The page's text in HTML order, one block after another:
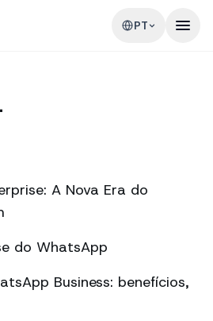
PT
A Nova Era do
do WhatsApp
Business: benefícios,